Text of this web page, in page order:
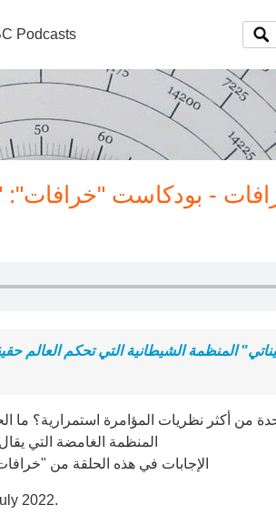
Podcasts
- بودكاست "خرافات":
المنظمة الشيطانية التي تحكم العالم
من أكثر نظريات المؤامرة استمرارية؟ ما
المنظمة الغامضة التي
الإجابات في هذه الحلقة من
2022.